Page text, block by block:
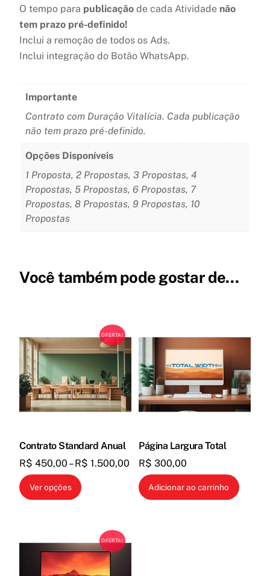
O tempo para publicação de cada Atividade não
tem prazo pré-definido!
Inclui a remoção de todos os Ads.
Inclui integração do Botão WhatsApp.
Importante
Contrato com Duração Vitalícia. Cada publicação
não tem prazo pré-definido.
Opções Disponíveis
1 Proposta, 2 Propostas, 3 Propostas, 4
Propostas, 5 Propostas, 6 Propostas, 7
Propostas, 8 Propostas, 9 Propostas, 10
Propostas
Você também pode gostar de…
OFERTA!
Contrato Standard Anual
R$ 450,00 – R$ 1.500,00 Faixa
preço:
Ver opções
Este
várias
variantes.
As
Página Largura Total
R$ 300,00
Adicionar ao carrinho
OFERTA!